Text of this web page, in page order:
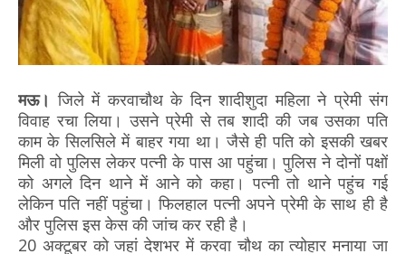
मऊ। जिले में करवाचौथ के दिन शादीशुदा महिला ने प्रेमी संग
विवाह रचा लिया। उसने प्रेमी से तब शादी की जब उसका पति
काम के सिलसिले में बाहर गया था। जैसे ही पति को इसकी खबर
मिली वो पुलिस लेकर पत्नी के पास आ पहुंचा। पुलिस ने दोनों पक्षों
को अगले दिन थाने में आने को कहा। पत्नी तो थाने पहुंच गई
लेकिन पति नहीं पहुंचा। फिलहाल पत्नी अपने प्रेमी के साथ ही है
और पुलिस इस केस की जांच कर रही है।
20 अक्टूबर को जहां देशभर में करवा चौथ का त्योहार मनाया जा